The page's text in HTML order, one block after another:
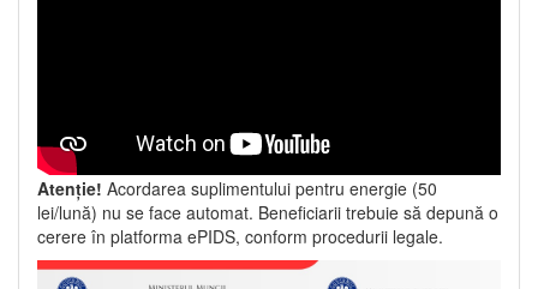
Atenție! Acordarea suplimentului pentru energie (50
lei/lună) nu se face automat. Beneficiarii trebuie să depună o
cerere în platforma ePIDS, conform procedurii legale.